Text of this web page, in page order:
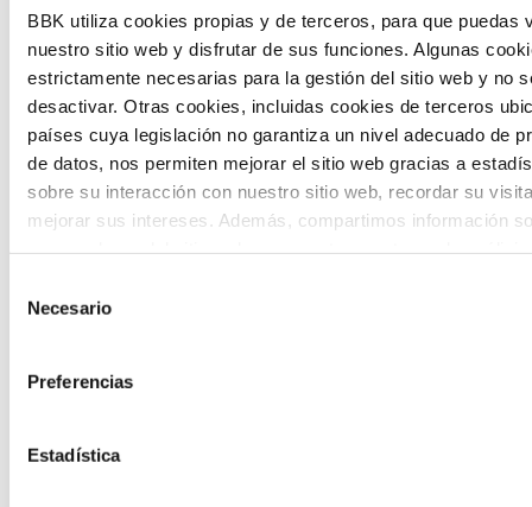
BBK utiliza cookies propias y de terceros, para que puedas
nuestro sitio web y disfrutar de sus funciones. Algunas
estrictamente necesarias para la gestión del sitio web y no
desactivar. Otras cookies, incluidas cookies de terceros
países cuya legislación no garantiza un nivel adecuado de
de datos, nos permiten mejorar el sitio web gracias a
sobre su interacción con nuestro sitio web, recordar su
mejorar sus intereses. Además, compartimos información
proporcionado o que hayan recopilado a partir del uso que
Necesario
Preferencias
Estadística
diseño de soluciones a los principales
retos de Euskadi.
The Future Game
The Future Game es un laboratorio de
en las temáticas que más les preocupan